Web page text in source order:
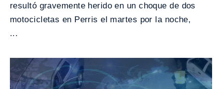
resultó gravemente herido en un choque de dos
motocicletas en Perris el martes por la noche,
...